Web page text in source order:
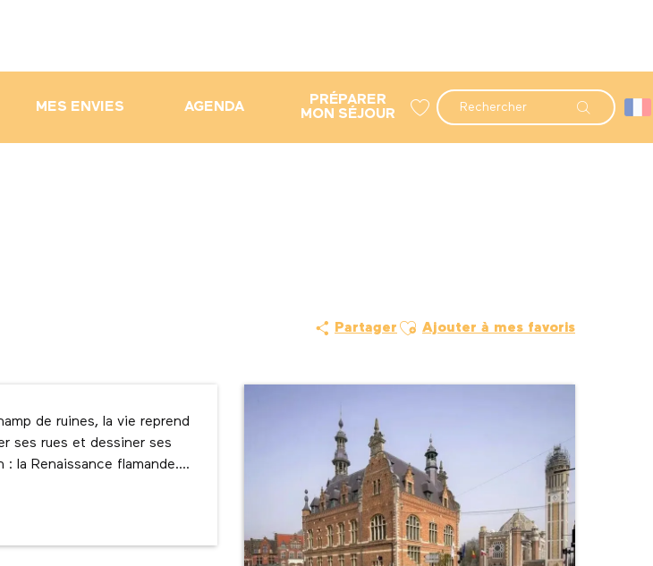
Recherche
MES ENVIES AGENDA
PRÉPARER
MON SÉJOUR
Partager Ajouter aux favoris
Ajouter à mes favoris
de ruines, la vie reprend
ses rues et dessiner ses
la Renaissance flamande....